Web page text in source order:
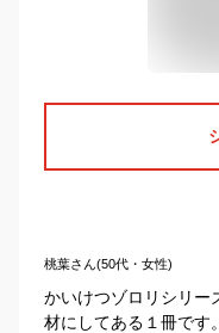
桃葉さん(50代・女性)
かいけつゾロリシリー
材にしてある１冊です